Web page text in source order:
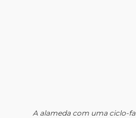
A alameda com uma ciclo-